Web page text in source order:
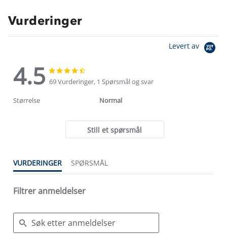
Vurderinger
Levert av
4.5
4.5
star
rating
star
rating
69 Vurderinger, 1 Spørsmål og svar
Størrelse Normal
Still et spørsmål
VURDERINGER SPØRSMÅL
Filtrer anmeldelser